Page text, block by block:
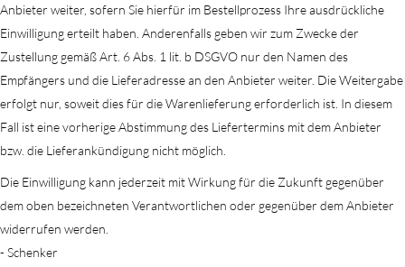
Anbieter weiter, sofern Sie hierfür im Bestellprozess Ihre ausdrückliche
Einwilligung erteilt haben. Anderenfalls geben wir zum Zwecke der
Zustellung gemäß Art. 6 Abs. 1 lit. b DSGVO nur den Namen des
Empfängers und die Lieferadresse an den Anbieter weiter. Die Weitergabe
erfolgt nur, soweit dies für die Warenlieferung erforderlich ist. In diesem
Fall ist eine vorherige Abstimmung des Liefertermins mit dem Anbieter
bzw. die Lieferankündigung nicht möglich.
Die Einwilligung kann jederzeit mit Wirkung für die Zukunft gegenüber
dem oben bezeichneten Verantwortlichen oder gegenüber dem Anbieter
widerrufen werden.
- Schenker